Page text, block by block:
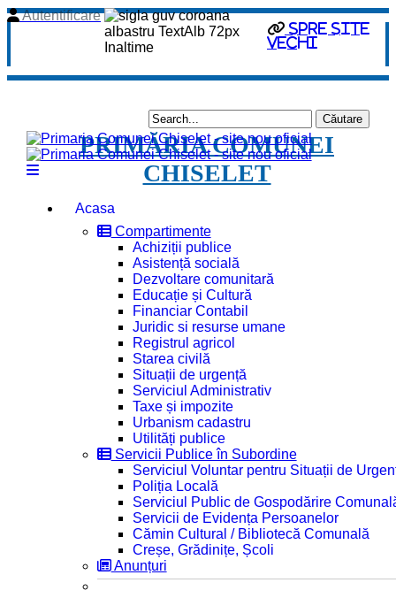
Spre site
vechi
Autentificare
PRIMĂRIA COMUNEI
CHISELET
Acasa
Compartimente
Achiziții publice
Asistență socială
Dezvoltare comunitară
Educație și Cultură
Financiar Contabil
Juridic si resurse umane
Registrul agricol
Starea civilă
Situații de urgență
Serviciul Administrativ
Taxe și impozite
Urbanism cadastru
Utilități publice
Servicii Publice în Subordine
Serviciul Voluntar pentru Situații de
Poliția Locală
Serviciul Public de Gospodărire
Servicii de Evidența Persoanelor
Cămin Cultural / Bibliotecă Comunală
Creșe, Grădinițe, Școli
Anunțuri